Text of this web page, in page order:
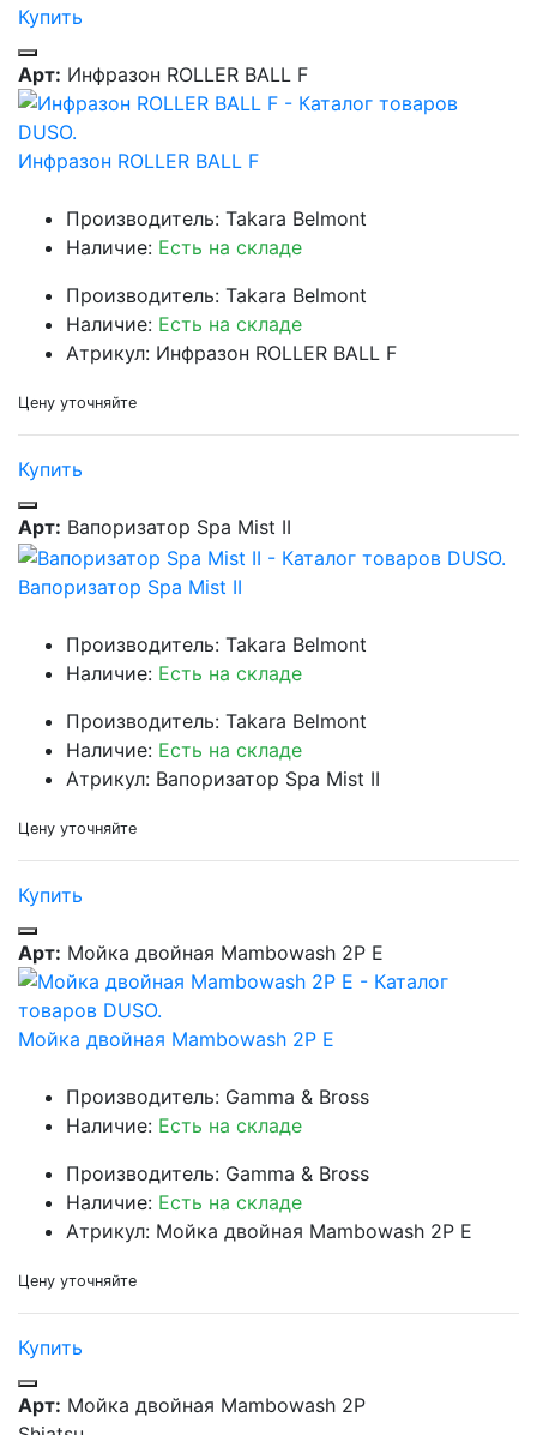
Купить
Арт: Инфразон ROLLER BALL F
Инфразон ROLLER BALL F
Производитель: Takara Belmont
Наличие: Есть на складе
Производитель: Takara Belmont
Наличие: Есть на складе
Атрикул: Инфразон ROLLER BALL F
Цену уточняйте
Купить
Арт: Вапоризатор Spa Mist II
Вапоризатор Spa Mist II
Производитель: Takara Belmont
Наличие: Есть на складе
Производитель: Takara Belmont
Наличие: Есть на складе
Атрикул: Вапоризатор Spa Mist II
Цену уточняйте
Купить
Арт: Мойка двойная Mambowash 2P E
Мойка двойная Mambowash 2P E
Производитель: Gamma & Bross
Наличие: Есть на складе
Производитель: Gamma & Bross
Наличие: Есть на складе
Атрикул: Мойка двойная Mambowash 2P E
Цену уточняйте
Купить
Арт: Мойка двойная Mambowash 2P